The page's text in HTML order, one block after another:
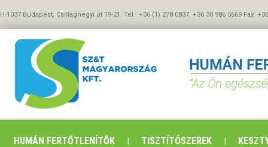
H-1037 Budapest, Csillaghegyi út 19-21. Tel.: +36 (1) 278 0837, +36 30 986 5669 Fax:
HUMÁN FERTŐTLENÍTŐK TISZTÍTÓSZEREK